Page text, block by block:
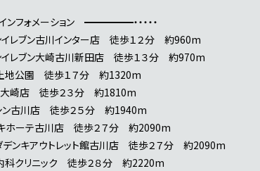
フォメーション ━━━━━・・・・・
レブン古川インター店 徒歩１２分 約960m
レブン大崎古川新田店 徒歩１３分 約970m
公園 徒歩１７分 約1320m
崎店 徒歩２３分 約1810m
古川店 徒歩２５分 約1940m
ホーテ古川店 徒歩２７分 約2090m
ンキアウトレット館古川店 徒歩２７分 約2090m
クリニック 徒歩２８分 約2220m